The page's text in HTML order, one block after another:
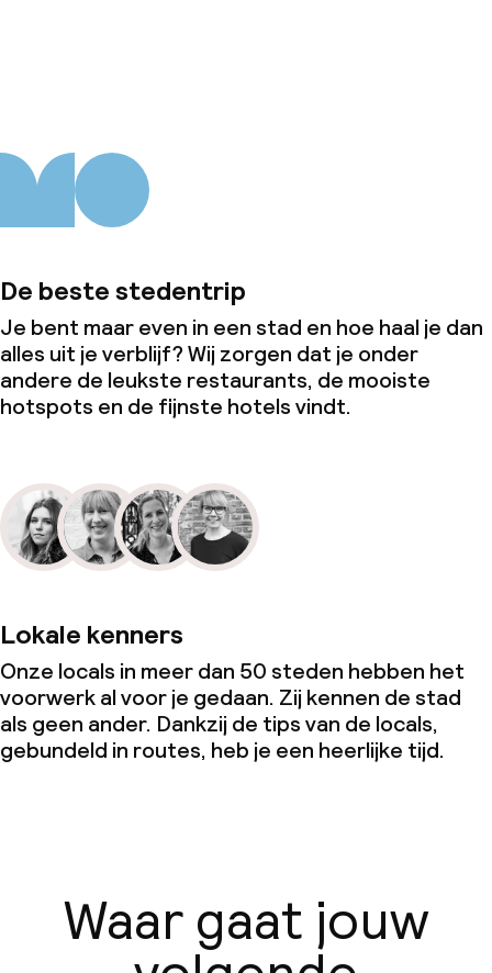
Zakelijke faciliteiten
Vergaderruimte
Beleid
Overal rookvrij
dan de 5 kg)
De beste stedentrip
Je bent maar even in een stad en hoe haal je dan
alles uit je verblijf? Wij zorgen dat je onder
andere de leukste restaurants, de mooiste
hotspots en de fijnste hotels vindt.
Lokale kenners
Onze locals in meer dan 50 steden hebben het
voorwerk al voor je gedaan. Zij kennen de stad
als geen ander. Dankzij de tips van de locals,
gebundeld in routes, heb je een heerlijke tijd.
Waar gaat jouw